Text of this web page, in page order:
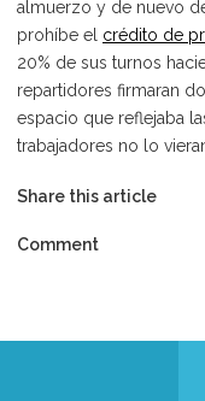
almuerzo y de nuevo
prohíbe el crédito de
20% de sus turnos
repartidores firmaran
espacio que reflejaba
trabajadores no lo
Share this article
Comment